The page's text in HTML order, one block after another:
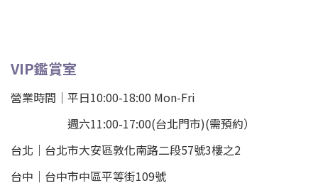
VIP鑑賞室
營業時間｜平日10:00-18:00 Mon-Fri
週六11:00-17:00(台北門市)(需預約）
台北 ｜ 台北市大安區敦化南路二段57號3樓之2
台中｜ 台中市中區平等街109號